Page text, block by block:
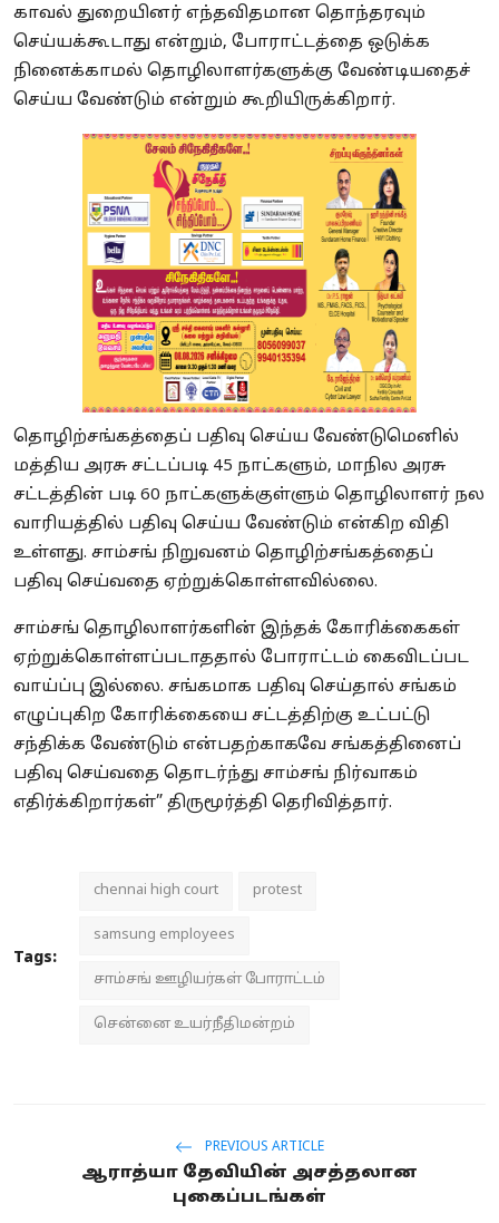
காவல் துறையினர் எந்தவிதமான தொந்தரவும்
செய்யக்கூடாது என்றும், போராட்டத்தை ஒடுக்க
நினைக்காமல் தொழிலாளர்களுக்கு வேண்டியதைச்
செய்ய வேண்டும் என்றும் கூறியிருக்கிறார்.
தொழிற்சங்கத்தைப் பதிவு செய்ய வேண்டுமெனில்
மத்திய அரசு சட்டப்படி 45 நாட்களும், மாநில அரசு
சட்டத்தின் படி 60 நாட்களுக்குள்ளும் தொழிலாளர் நல
வாரியத்தில் பதிவு செய்ய வேண்டும் என்கிற விதி
உள்ளது. சாம்சங் நிறுவனம் தொழிற்சங்கத்தைப்
பதிவு செய்வதை ஏற்றுக்கொள்ளவில்லை.
சாம்சங் தொழிலாளர்களின் இந்தக் கோரிக்கைகள்
ஏற்றுக்கொள்ளப்படாததால் போராட்டம் கைவிடப்பட
வாய்ப்பு இல்லை. சங்கமாக பதிவு செய்தால் சங்கம்
எழுப்புகிற கோரிக்கையை சட்டத்திற்கு உட்பட்டு
சந்திக்க வேண்டும் என்பதற்காகவே சங்கத்தினைப்
பதிவு செய்வதை தொடர்ந்து சாம்சங் நிர்வாகம்
எதிர்க்கிறார்கள்” திருமூர்த்தி தெரிவித்தார்.
Tags:
chennai high court protest
samsung employees
சாம்சங் ஊழியர்கள் போராட்டம்
சென்னை உயர்நீதிமன்றம்
PREVIOUS ARTICLE
ஆராத்யா தேவியின் அசத்தலான
புகைப்படங்கள்